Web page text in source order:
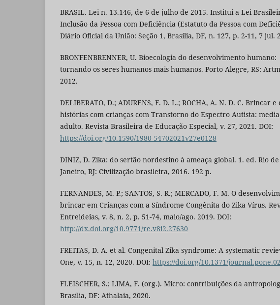
BRASIL. Lei n. 13.146, de 6 de julho de 2015. Institui a Lei
Inclusão da Pessoa com Deficiência (Estatuto da Pessoa com
Diário Oficial da União: Seção 1, Brasília, DF, n. 127, p. 2-11, 7 jul.
BRONFENBRENNER, U. Bioecologia do desenvolvimento humano:
tornando os seres humanos mais humanos. Porto Alegre, RS:
2012.
DELIBERATO, D.; ADURENS, F. D. L.; ROCHA, A. N. D. C. Brincar
histórias com crianças com Transtorno do Espectro Autista:
adulto. Revista Brasileira de Educação Especial, v. 27, 2021. DOI:
https://doi.org/10.1590/1980-54702021v27e0128
DINIZ, D. Zika: do sertão nordestino à ameaça global. 1. ed. Rio de
Janeiro, RJ: Civilização brasileira, 2016. 192 p.
FERNANDES, M. P.; SANTOS, S. R.; MERCADO, F. M. O
brincar em Crianças com a Síndrome Congênita do Zika Vírus.
Entreideias, v. 8, n. 2, p. 51-74, maio/ago. 2019. DOI:
http://dx.doi.org/10.9771/re.v8i2.27630
FREITAS, D. A. et al. Congenital Zika syndrome: A systematic
One, v. 15, n. 12, 2020. DOI: https://doi.org/10.1371/
FLEISCHER, S.; LIMA, F. (org.). Micro: contribuições da
Brasília, DF: Athalaia, 2020.